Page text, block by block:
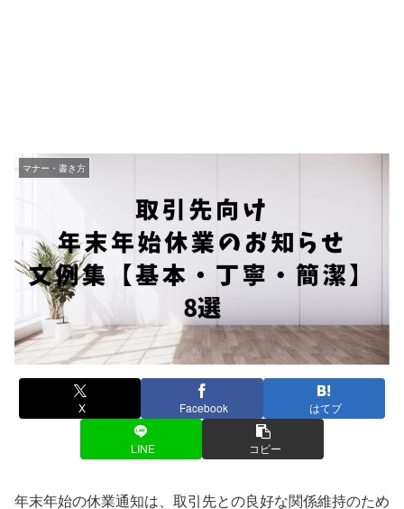
マナー・書き方
X Facebook はてブ
LINE コピー
年末年始の休業通知は、取引先との良好な関係維持のため